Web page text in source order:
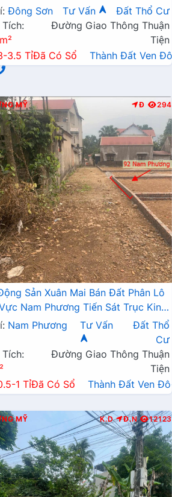
Triển Khai Mở Rộng
Đông Sơn Tư Vấn
Đất Thổ Cư
Tích:
Đường Giao Thông Thuận
Tiện
3.5 TỉĐã Có Sổ Thành Đất Ven
MỸ Đ 294
Sản Xuân Mai Bán Đất Phân Lô
Nam Phương Tiến Sát Trục Kinh
Ngay Gần Hồ Miễu Thoáng Mát
Nam Phương
Tư Vấn
Đất Thổ
Cư
Tích:
Đường Giao Thông Thuận
Tiện
1 TỉĐã Có Sổ Thành Đất Ven
MỸ K.D Đ.N 12123